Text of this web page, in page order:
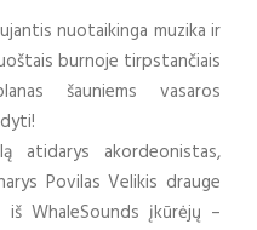
nuotaikinga muzika ir
burnoje tirpstančiais
šauniems vasaros
atidarys akordeonistas,
Povilas Velikis drauge
WhaleSounds įkūrėjų –